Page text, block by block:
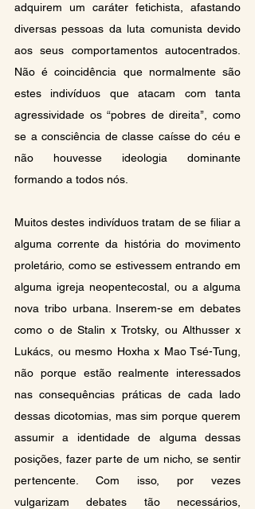
adquirem um caráter fetichista, afastando
diversas pessoas da luta comunista devido
aos seus comportamentos autocentrados.
Não é coincidência que normalmente são
estes indivíduos que atacam com tanta
agressividade os “pobres de direita’’, como
se a consciência de classe caísse do céu e
não houvesse ideologia dominante
formando a todos nós.
Muitos destes indivíduos tratam de se filiar a
alguma corrente da história do movimento
proletário, como se estivessem entrando em
alguma igreja neopentecostal, ou a alguma
nova tribo urbana. Inserem-se em debates
como o de Stalin x Trotsky, ou Althusser x
Lukács, ou mesmo Hoxha x Mao Tsé-Tung,
não porque estão realmente interessados
nas consequências práticas de cada lado
dessas dicotomias, mas sim porque querem
assumir a identidade de alguma dessas
posições, fazer parte de um nicho, se sentir
pertencente. Com isso, por vezes
vulgarizam debates tão necessários,